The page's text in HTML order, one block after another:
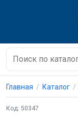
Главная Каталог
Код: 50347